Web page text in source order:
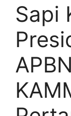
Sapi